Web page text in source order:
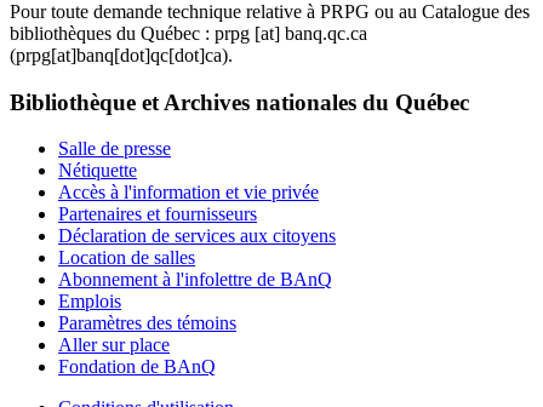
Pour toute demande technique relative à PRPG ou au Catalogue des
bibliothèques du Québec : prpg [at] banq.qc.ca
(prpg[at]banq[dot]qc[dot]ca).
Bibliothèque et Archives nationales du Québec
Salle de presse
Nétiquette
Accès à l'information et vie privée
Partenaires et fournisseurs
Déclaration de services aux citoyens
Location de salles
Abonnement à l'infolettre de BAnQ
Emplois
Paramètres des témoins
Aller sur place
Fondation de BAnQ